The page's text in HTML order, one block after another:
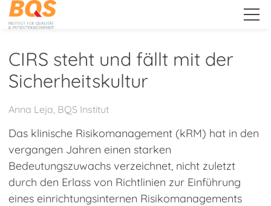
.
Unternehmen
Leistungen
Downloads
CIRS steht und fällt mit der
Sicherheitskultur
Anna Leja, BQS Institut
Das klinische Risikomanagement (kRM) hat in den
vergangen Jahren einen starken
Bedeutungszuwachs verzeichnet, nicht zuletzt
durch den Erlass von Richtlinien zur Einführung
eines einrichtungsinternen Risikomanagements